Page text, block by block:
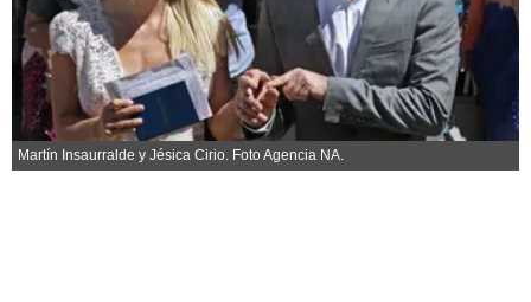
libre
Tecnología
Turismo
Salud
Es viral
El tiempo
Martín Insaurralde y Jésica Cirio. Foto Agencia NA.